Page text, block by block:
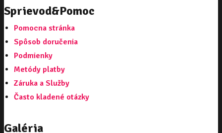
Sprievod&Pomoc
Pomocna stránka
Spôsob doručenia
Podmienky
Metódy platby
Záruka a Služby
Často kladené otázky
Galéria